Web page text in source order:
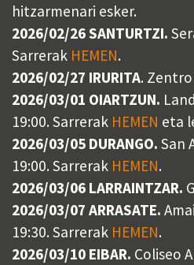
hitzarmenari esker.
2026/02/26 SANTURTZI.
Sarrerak HEMEN.
2026/02/27 IRURITA.
2026/03/01 OIARTZUN.
19:00. Sarrerak HEMEN eta
2026/03/05 DURANGO. San
19:00. Sarrerak HEMEN.
2026/03/06 LARRAINTZAR.
2026/03/07 ARRASATE.
19:30. Sarrerak HEMEN.
2026/03/10 EIBAR. Coliseo